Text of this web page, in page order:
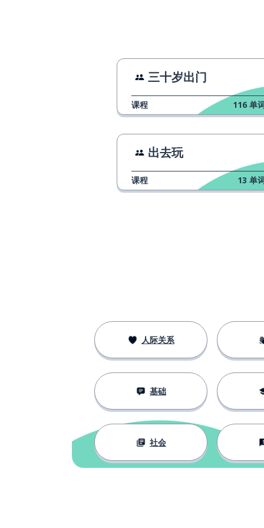
volete vedere le nostre foto?
questa è una mia foto 这是一张我的照
siamo andati in un paese
voglio sentire ancora quella
我想再听一遍那
三十岁出门
课程 116 单
出去玩
课程 13 单
人际关系
基础
社会